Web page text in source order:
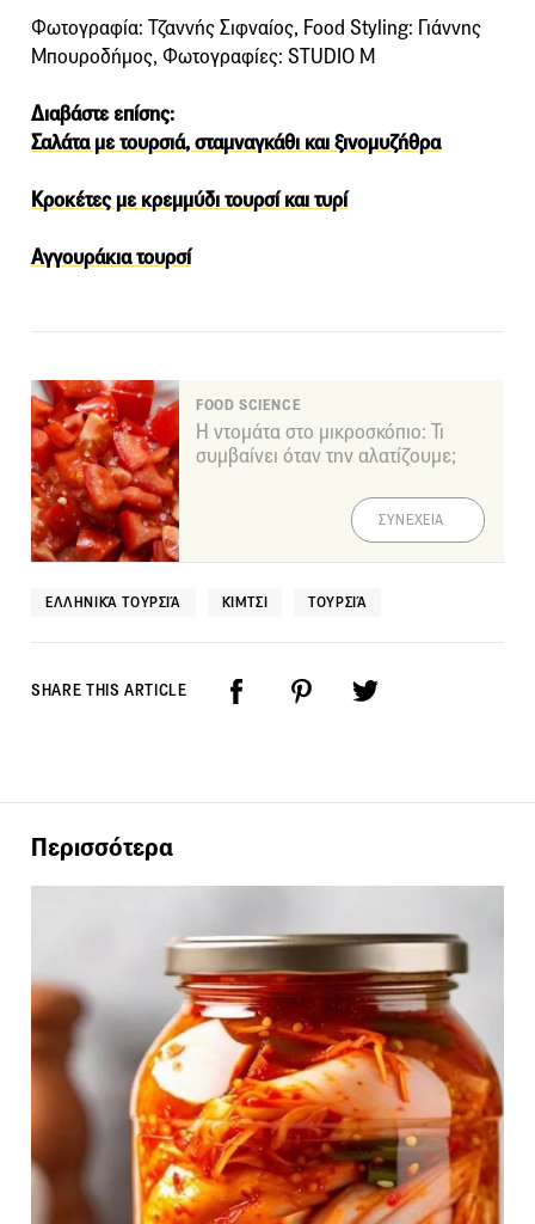
Φωτογραφία: Τζαννής Σιφναίος, Food Styling: Γιάννης
Μπουροδήμος, Φωτογραφίες: STUDIO M
Διαβάστε επίσης:
Σαλάτα με τουρσιά, σταμναγκάθι και ξινομυζήθρα
Κροκέτες με κρεμμύδι τουρσί και τυρί
Αγγουράκια τουρσί
FOOD SCIENCE
Η ντομάτα στο μικροσκόπιο: Τι
συμβαίνει όταν την αλατίζουμε;
ΣΥΝΕΧΕΙΑ
ΕΛΛΗΝΙΚΆ ΤΟΥΡΣΙΆ ΚΊΜΤΣΙ ΤΟΥΡΣΙΆ
SHARE THIS ARTICLE
Περισσότερα